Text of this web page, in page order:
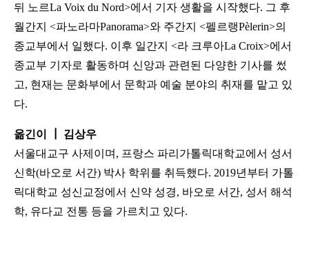
뒤 노르La Voix du Nord>에서 기자 생활을 시작했다. 그 후
월간지 <파노라마Panorama>와 주간지 <펠르랭Pèlerin>의
종교부에서 일했다. 이후 일간지 <라 크루아La Croix>에서
종교부 기자로 활동하며 신앙과 관련된 다양한 기사를 썼
고, 현재는 문화부에서 문학과 예술 분야의 취재를 맡고 있
다.
옮긴이 ┃ 김상우
서울대교구 사제이며, 프랑스 파리가톨릭대학교에서 성서
신학(바오로 서간) 박사 학위를 취득했다. 2019년부터 가톨
릭대학교 성신교정에서 신약 성경, 바오로 서간, 성서 해석
학, 유다교 전통 등을 가르치고 있다.